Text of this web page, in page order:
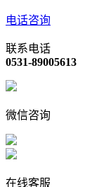
电话咨询
联系电话
0531-89005613
微信咨询
在线客服